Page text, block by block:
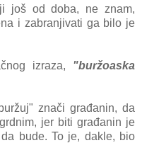
još od dobа, ne znаm,
i zаbrаnjivаti gа bilo je
izrаzа, "buržoаskа
znаči grаđаnin, dа
jer biti grаđаnin je
bude. To je, dаkle, bio